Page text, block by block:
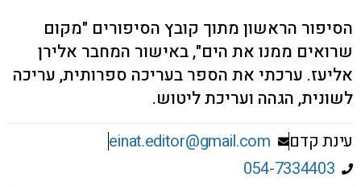
הסיפור הראשון מתוך קובץ הסיפורים "מקום
שרואים ממנו את הים", באישור המחבר אלירן
אליעז. ערכתי את הספר בעריכה ספרותית, עריכה
לשונית, הגהה ועריכת ליטוש.
עינת קדם
einat.editor@gmail.com
054-7334403